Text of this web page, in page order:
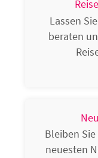
Lassen
beraten
Bleiben
neuesten